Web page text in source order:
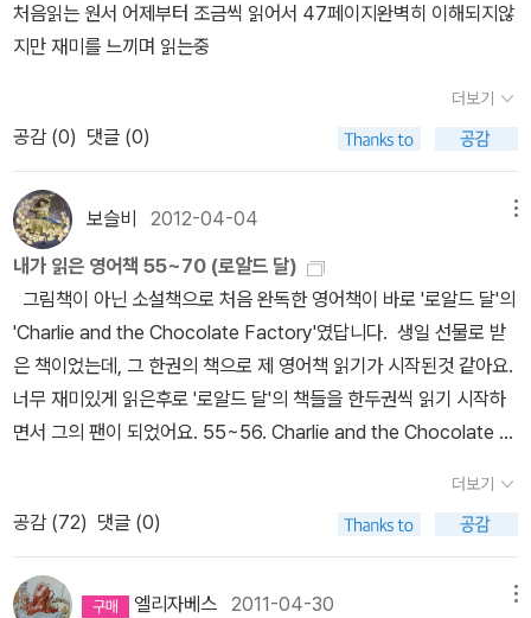
처음읽는 원서 어제부터 조금씩 읽어서 47페이지완벽히 이해되지않
지만 재미를 느끼며 읽는중
더보기
공감 (0) 댓글 (0)
보슬비 2012-04-04
내가 읽은 영어책 55~70 (로알드 달)
그림책이 아닌 소설책으로 처음 완독한 영어책이 바로 '로알드 달'의
'Charlie and the Chocolate Factory'였답니다. 생일 선물로 받
은 책이었는데, 그 한권의 책으로 제 영어책 읽기가 시작된것 같아요.
너무 재미있게 읽은후로 '로알드 달'의 책들을 한두권씩 읽기 시작하
면서 그의 팬이 되었어요. 55~56. Charlie and the Chocolate F
만들어졌는데, 제가 이 책을 읽고 영화를 봤는지, 영화를 먼저 보고 책
을 읽었는지는 잘 기억이 나지 않네요.^^;; 하지만 제가 읽은 책에 영
화표지가 들어있는것을 생각해보면, 영화를 먼저 본것 같긴합니다.ㅎ
ㅎ 나중에 비행기에서 이 책의 번역서를 만나 반가워 다시 읽었었답
더보기
공감 (72) 댓글 (0)
엘리자베스 2011-04-30